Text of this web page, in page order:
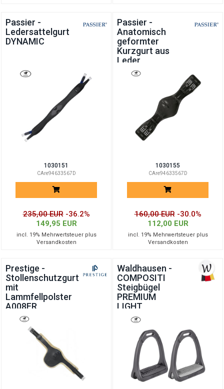
Passier -
Ledersattelgurt
DYNAMIC
1030151
CAre94633567D
235,00 EUR -36.2%
149,95 EUR
incl. 19% Mehrwertsteuer plus
Versandkosten
Passier -
Anatomisch
geformter
Kurzgurt aus
Leder
1030155
CAre94633567D
160,00 EUR -30.0%
112,00 EUR
incl. 19% Mehrwertsteuer plus
Versandkosten
Prestige -
Stollenschutzgurt
mit
Lammfellpolster
A008FR
Waldhausen -
COMPOSITI
Steigbügel
PREMIUM
LIGHT